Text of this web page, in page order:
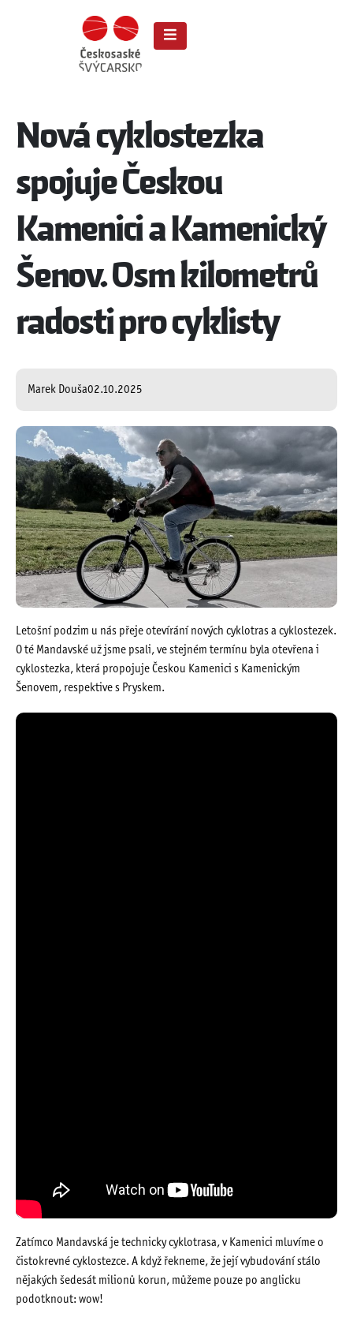
Nová cyklostezka
spojuje Českou
Kamenici a Kamenický
Šenov. Osm kilometrů
radosti pro cyklisty
Marek Douša02.10.2025
Letošní podzim u nás přeje otevírání nových cyklotras a cyklostezek.
O té Mandavské už jsme psali, ve stejném termínu byla otevřena i
cyklostezka, která propojuje Českou Kamenici s Kamenickým
Šenovem, respektive s Pryskem.
Zatímco Mandavská je technicky cyklotrasa, v Kamenici mluvíme o
čistokrevné cyklostezce. A když řekneme, že její vybudování stálo
nějakých šedesát milionů korun, můžeme pouze po anglicku
podotknout: wow!